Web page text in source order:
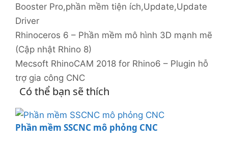
mục
Booster Pro,phần mềm tiện ích,Update,Update
Driver
Rhinoceros 6 – Phần mềm mô hình 3D mạnh mẽ
(Cập nhật Rhino 8)
Mecsoft RhinoCAM 2018 for Rhino6 – Plugin hỗ
trợ gia công CNC
Có thể bạn sẽ thích
Phần mềm SSCNC mô phỏng CNC